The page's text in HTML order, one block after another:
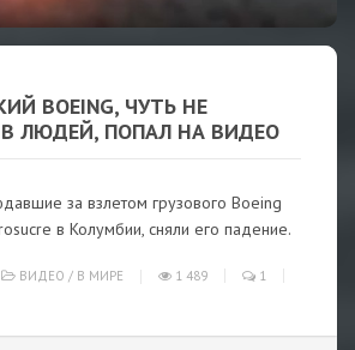
BOEING, ЧУТЬ НЕ
ЛЮДЕЙ, ПОПАЛ НА ВИДЕО
за взлетом грузового Boeing
в Колумбии, сняли его падение.
ВИДЕО / В МИРЕ 1 489 1